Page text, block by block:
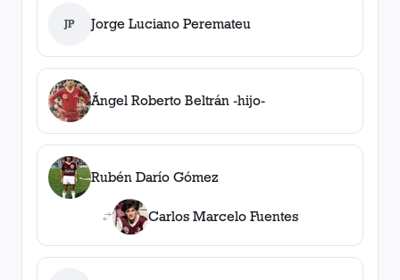
JP Jorge Luciano Peremateu
Ángel Roberto Beltrán -hijo-
Rubén Darío Gómez
Carlos Marcelo Fuentes